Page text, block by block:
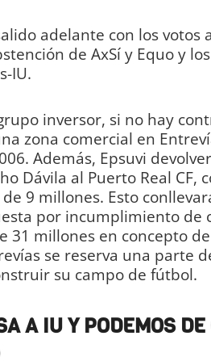
adelante con los votos
de AxSí y Equo y
IU.
inversor, si no hay
zona comercial en
Además, Epsuvi
Dávila al Puerto Real CF,
9 millones. Esto
por incumplimiento de
31 millones en concepto
se reserva una parte
su campo de fútbol.
A IU Y PODEMOS